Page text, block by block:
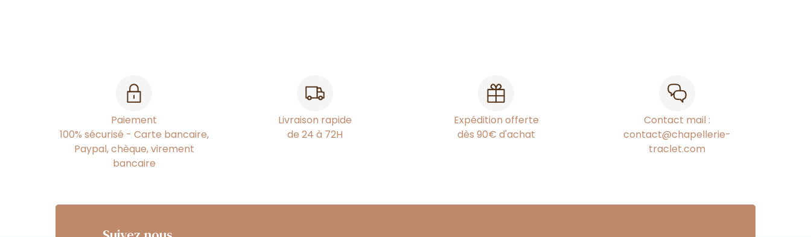
Paiement
100% sécurisé - Carte bancaire,
Paypal, chèque, virement
bancaire
Livraison rapide
de 24 à 72H
Expédition offerte
dès 90€ d'achat
Contact mail :
contact@chapellerie-
traclet.com